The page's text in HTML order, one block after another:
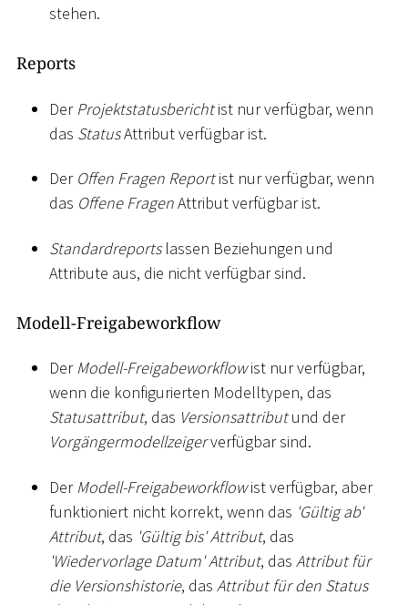
stehen.
Reports
Der Projektstatusberichtist nur verfügbar, wenn
das StatusAttribut verfügbar ist.
Der Offen Fragen Reportist nur verfügbar, wenn
das Offene FragenAttribut verfügbar ist.
Standardreportslassen Beziehungen und
Attribute aus, die nicht verfügbar sind.
Modell-Freigabeworkflow
DerModell-Freigabeworkflowist nur verfügbar,
wenn die konfigurierten Modelltypen, das
Statusattribut, das Versionsattributund der
Vorgängermodellzeigerverfügbar sind.
DerModell-Freigabeworkflowist verfügbar, aber
funktioniert nicht korrekt, wenn das 'Gültig ab'
Attribut, das 'Gültig bis' Attribut, das
'Wiedervorlage Datum' Attribut, das Attribut für
die Versionshistorie, das Attribut für den Status